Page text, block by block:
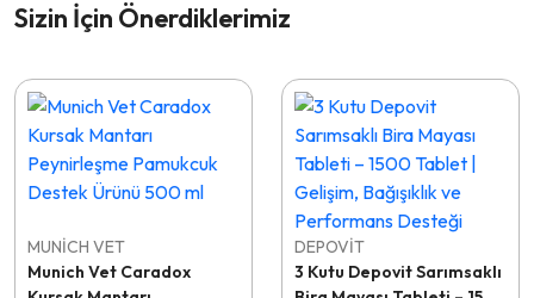
Sizin İçin Önerdiklerimiz
MUNİCH VET
Munich Vet Caradox
DEPOVİT
3 Kutu Depovit Sarımsaklı